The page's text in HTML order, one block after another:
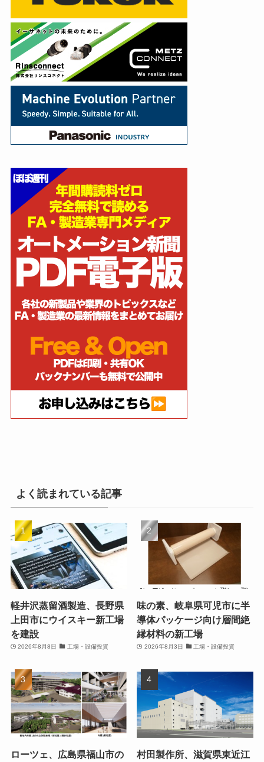
よく読まれている記事
軽井沢蒸留酒製造、長野県
上田市にウイスキー新工場
を建設
2026年8月8日 工場・設備投資
味の素、岐阜県可児市に半
導体パッケージ向け層間絶
縁材料の新工場
2026年8月3日 工場・設備投資
ローツェ、広島県福山市の
村田製作所、滋賀県東近江